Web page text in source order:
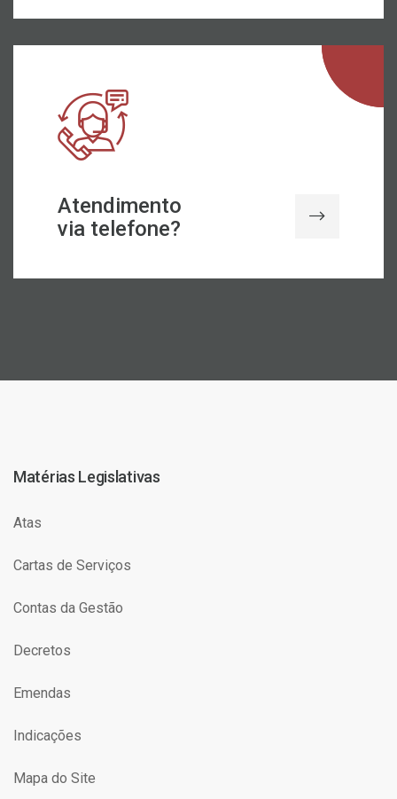
Atendimento
via telefone?
Matérias Legislativas
Atas
Cartas de Serviços
Contas da Gestão
Decretos
Emendas
Indicações
Mapa do Site